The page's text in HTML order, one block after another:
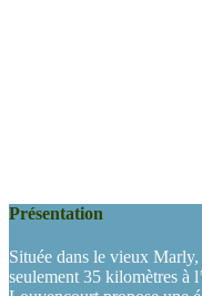
Présentation
Située dans le vieux
seulement 35 kilomètres à